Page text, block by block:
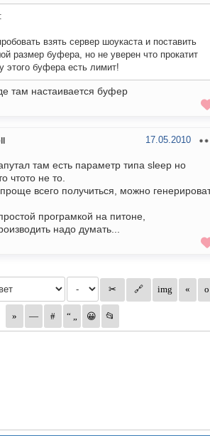
взять сервер шоукаста и поставить
размер буфера, но не уверен что прокатит
этого буфера есть лимит!
там настаивается буфер
17.05.2010
там есть параметр типа sleep но
чтото не то.
всего получиться, можно
програмкой на питоне,
надо думать...